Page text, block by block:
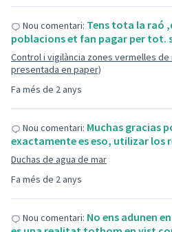
Fa més de 2 anys
Nou comentari: Tens tota la raó
poblacions et fan pagar per tot.
Control i vigilància zones vermelles
presentada en paper)
Fa més de 2 anys
Nou comentari: Muchas gracias
exactamente es eso, utilizar los
Duchas de agua de mar
Nou comentari: No ens adunen